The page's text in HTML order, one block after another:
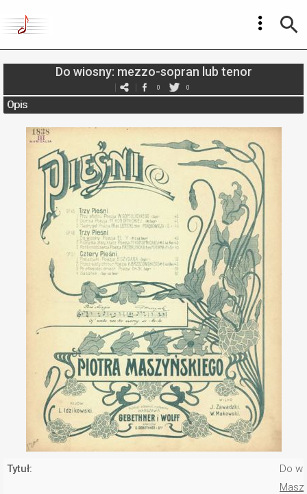
Do wiosny: mezzo-sopran lub tenor
0 0
Opis
Tytuł:
Do